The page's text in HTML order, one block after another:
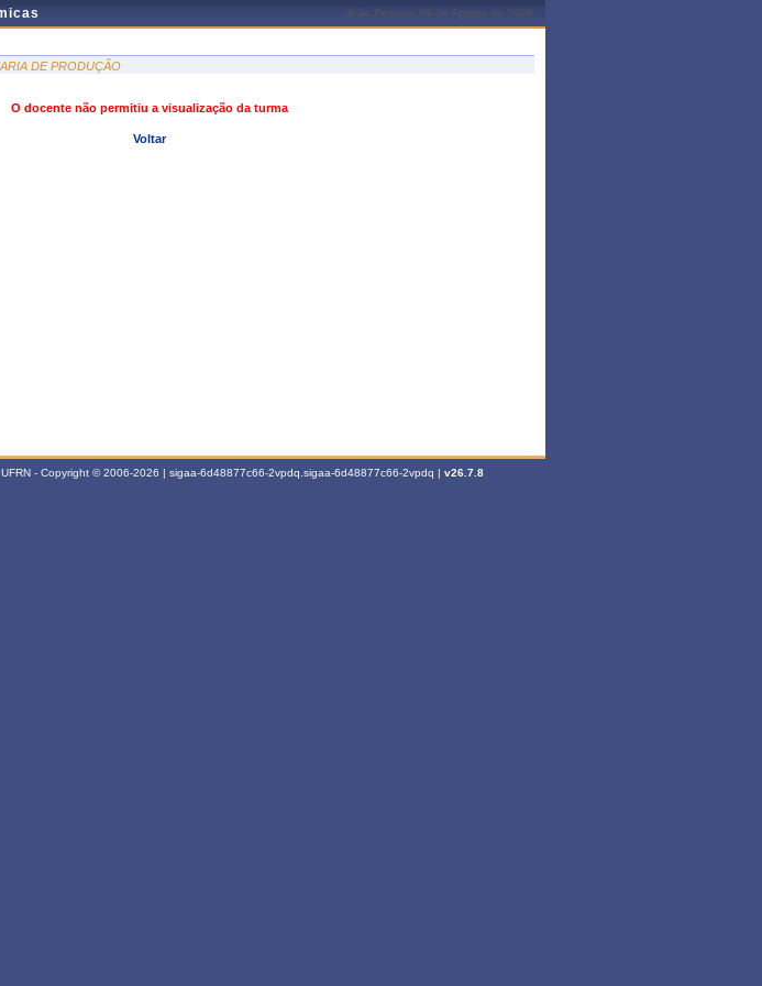
João Pessoa, 09 de Agosto de 2026
DE PRODUÇÃO
O docente não permitiu a visualização da turma
Voltar
- Copyright © 2006-2026 | sigaa-6d48877c66-2vpdq.sigaa-6d48877c66-2vpdq | v26.7.8